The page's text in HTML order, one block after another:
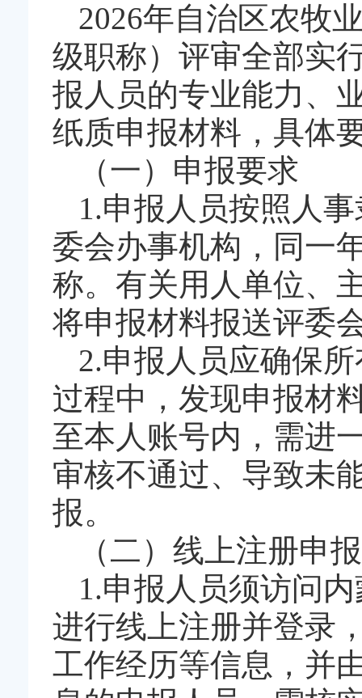
2026年自治区农牧
级职称）评审全部实
报人员的专业能力、
纸质申报材料，具体
（一）申报要求
1.申报人员按照人
委会办事机构，同一
称。有关用人单位、
将申报材料报送评委
2.申报人员应确保
过程中，发现申报材
至本人账号内，需进
审核不通过、导致未
报。
（二）线上注册申报
1.申报人员须访问
进行线上注册并登录
工作经历等信息，并